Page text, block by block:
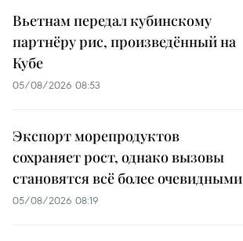
Вьетнам передал кубинскому
партнёру рис, произведённый на
Кубе
05/08/2026 08:53
Экспорт морепродуктов
сохраняет рост, однако вызовы
становятся всё более очевидными
05/08/2026 08:19